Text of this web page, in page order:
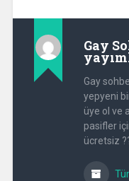
Gay
Gay
yepyeni
üye ol ve
pasifler
ücretsiz